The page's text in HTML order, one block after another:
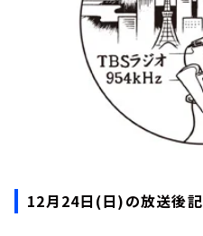
12月24日(日)の放送後記